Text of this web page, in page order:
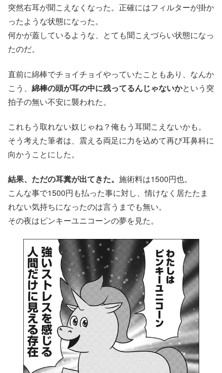
突然右耳が聞こえなくなった。正確にはフィルターが掛か
ったような状態になった。
何かが蓋しているような、とても聞こえづらい状態になっ
たのだ。
直前に綿棒でチョイチョイやっていたこともあり、なんか
こう、 綿棒の頭が耳の中に残ってるんじゃないかという突
拍子の無い不安に襲われた。
これもう取れない奴じゃね？俺もう耳聞こえないかも。
そう考えた筆者は、震える両足に力を込めて再び耳鼻科に
向かうことにした。
結果、ただの耳糞が出てきた。 施術料は1500円也。
こんな事で1500円も払った事に対し、情けなく居たたま
れない気持ちになったのは言うまでも無い。
その夜はピンキーユニコーンの夢を見た。